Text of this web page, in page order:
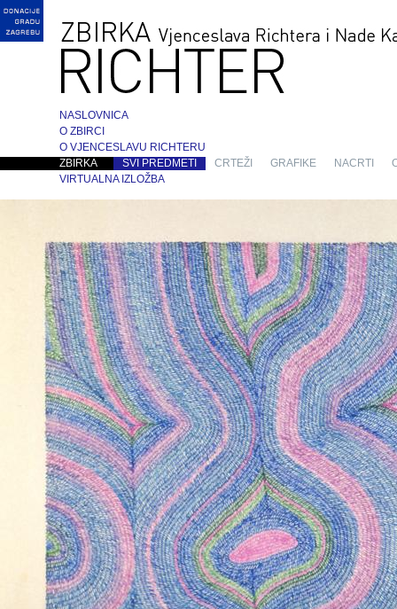
NASLOVNICA
O ZBIRCI
O VJENCESLAVU RICHTERU
ZBIRKA
SVI PREDMETI CRTEŽI GRAFIKE NACRTI
VIRTUALNA IZLOŽBA